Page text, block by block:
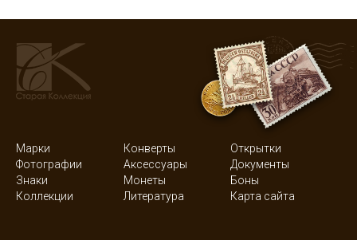
Марки Конверты
Открытки
Фотографии
Аксессуары
Документы
Знаки
Монеты
Боны
Коллекции
Литература Карта сайта